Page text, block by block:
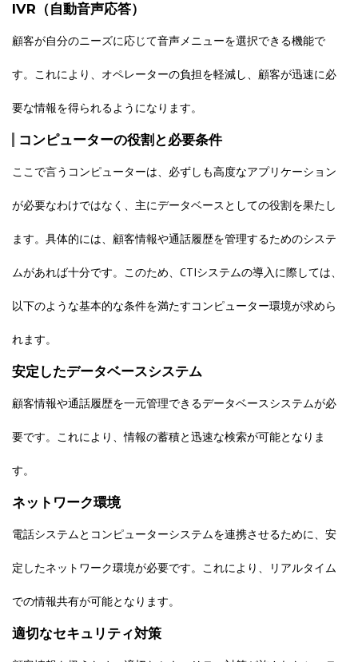
IVR（自動音声応答）
顧客が自分のニーズに応じて音声メニューを選択できる機能で
す。これにより、オペレーターの負担を軽減し、顧客が迅速に必
要な情報を得られるようになります。
コンピューターの役割と必要条件
ここで言うコンピューターは、必ずしも高度なアプリケーション
が必要なわけではなく、主にデータベースとしての役割を果たし
ます。具体的には、顧客情報や通話履歴を管理するためのシステ
ムがあれば十分です。このため、CTIシステムの導入に際しては、
以下のような基本的な条件を満たすコンピューター環境が求めら
れます。
安定したデータベースシステム
顧客情報や通話履歴を一元管理できるデータベースシステムが必
要です。これにより、情報の蓄積と迅速な検索が可能となりま
す。
ネットワーク環境
電話システムとコンピューターシステムを連携させるために、安
定したネットワーク環境が必要です。これにより、リアルタイム
での情報共有が可能となります。
適切なセキュリティ対策